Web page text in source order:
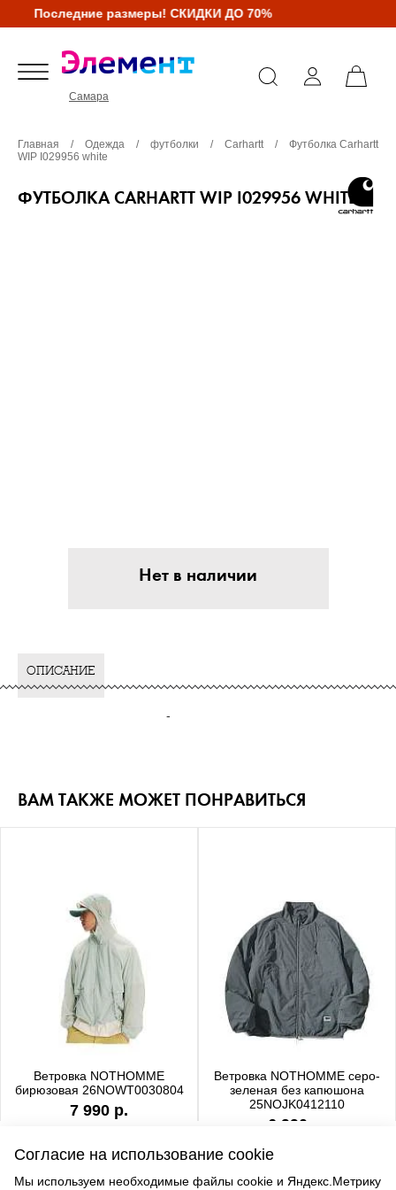
Последние размеры! СКИДКИ ДО 70%
Самара
Главная / Одежда / футболки / Carhartt /
Футболка Carhartt
WIP I029956 white
ФУТБОЛКА CARHARTT WIP I029956 WHITE
Нет в наличии
ОПИСАНИЕ
-
ВАМ ТАКЖЕ МОЖЕТ ПОНРАВИТЬСЯ
Ветровка NOTHOMME
бирюзовая 26NOWT0030804
7 990 р.
Ветровка NOTHOMME серо-
зеленая без капюшона
25NOJK0412110
6 990 р.
Согласие на использование cookie
Мы используем необходимые файлы cookie и Яндекс.Метрику